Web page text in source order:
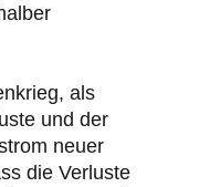
als
und der
neuer
die Verluste